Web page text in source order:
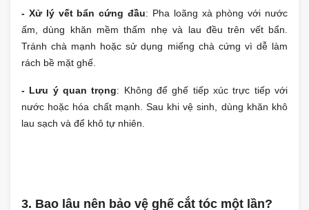
- Xử lý vết bẩn cứng đầu: Pha loãng xà phòng với nước
ấm, dùng khăn mềm thấm nhẹ và lau đều trên vết bẩn.
Tránh chà mạnh hoặc sử dụng miếng chà cứng vì dễ làm
rách bề mặt ghế.
- Lưu ý quan trọng: Không để ghế tiếp xúc trực tiếp với
nước hoặc hóa chất mạnh. Sau khi vệ sinh, dùng khăn khô
lau sạch và để khô tự nhiên.
3. Bao lâu nên bảo vệ ghế cắt tóc một lần?